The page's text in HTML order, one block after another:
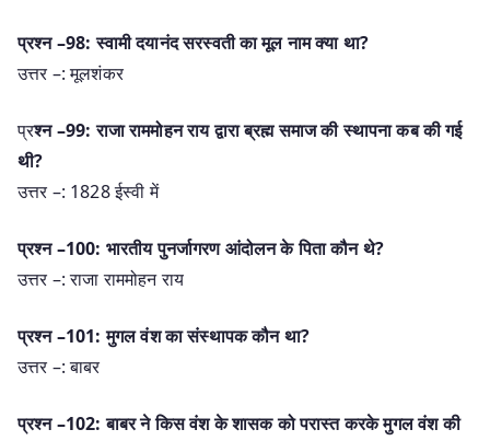
प्रश्न –98: स्वामी दयानंद सरस्वती का मूल नाम क्या था?
उत्तर –: मूलशंकर
प्रश्न –99: राजा राममोहन राय द्वारा ब्रह्म समाज की स्थापना कब की गई
थी?
उत्तर –: 1828 ईस्वी में
प्रश्न –100: भारतीय पुनर्जागरण आंदोलन के पिता कौन थे?
उत्तर –: राजा राममोहन राय
प्रश्न –101: मुगल वंश का संस्थापक कौन था?
उत्तर –: बाबर
प्रश्न –102: बाबर ने किस वंश के शासक को परास्त करके मुगल वंश की